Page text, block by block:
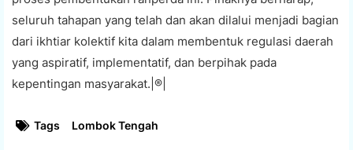
seluruh tahapan yang telah dan akan dilalui menjadi bagian
dari ikhtiar kolektif kita dalam membentuk regulasi daerah
yang aspiratif, implementatif, dan berpihak pada
kepentingan masyarakat.|®|
Tags Lombok Tengah